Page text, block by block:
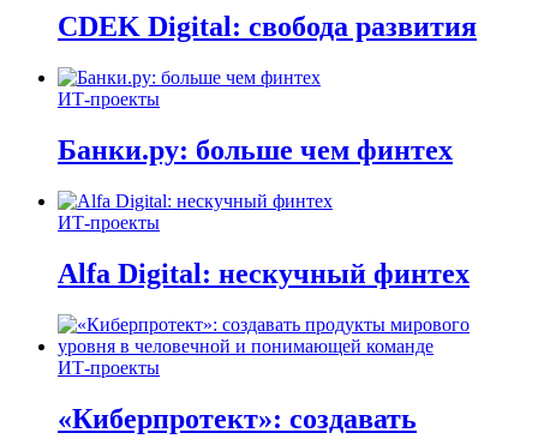
CDEK Digital: свобода развития
ИТ-проекты
Банки.ру: больше чем финтех
ИТ-проекты
Alfa Digital: нескучный финтех
ИТ-проекты
«Киберпротект»: создавать